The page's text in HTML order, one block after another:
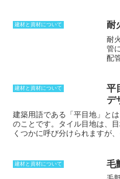
己
た
し
ラ
を
はほとんどの物件がクロス貼
く、紙や無機材といった物も
選択することが可能。もっと
クロスで、膨大なバリエーシ
裏打ちすることで、火災時の
建材と資材について 耐
耐
管
配
な
加
り
属
施
れ
建材と資材について
平
デ
建築用語である 「平目地」 と
のことです。タイル目地は、
くつかに呼び分けられますが
は、表面と同じ高さに施工さ
平滑に見えます。
建材と資材について 毛